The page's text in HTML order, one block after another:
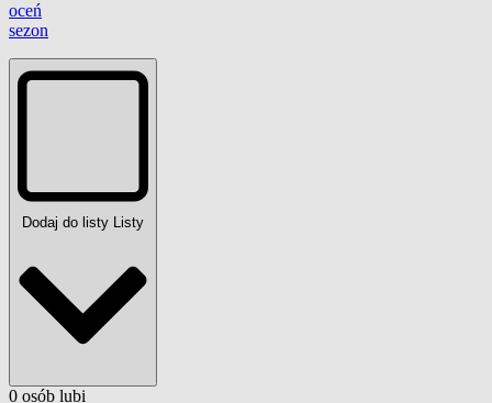
oceń
sezon
Dodaj do listy Listy
0 osób lubi